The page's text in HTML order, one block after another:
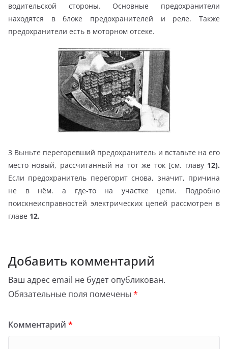
водительской стороны. Основные предохранители
находятся в блоке предохранителей и реле. Также
предохранители есть в моторном отсеке.
3 Выньте перегоревший предохранитель и вставьте на его
место новый, рассчитанный на тот же ток [см. главу 12).
Если предохранитель перегорит снова, значит, причина
не в нём. а где-то на участке цепи. Подробно
поискнеисправностей электрических цепей рассмотрен в
главе 12.
Добавить комментарий
Ваш адрес email не будет опубликован.
Обязательные поля помечены *
Комментарий *